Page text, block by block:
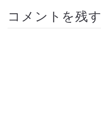
コメントを残す